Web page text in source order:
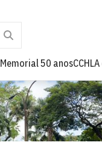
Memorial 50 anos